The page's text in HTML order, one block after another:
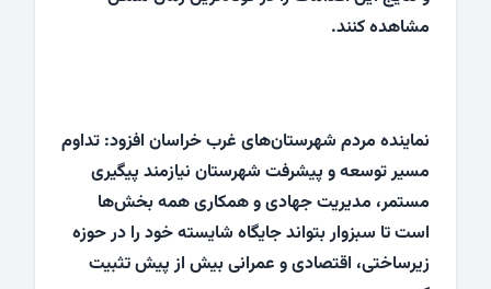
مشاهده کنند.
نماینده مردم شهرستان‌های غرب خراسان افزود: تداوم
مسیر توسعه و پیشرفت شهرستان نیازمند پیگیری
مستمر، مدیریت جهادی و همکاری همه بخش‌ها
است تا سبزوار بتواند جایگاه شایسته خود را در حوزه
زیرساختی، اقتصادی و عمرانی بیش از پیش تثبیت